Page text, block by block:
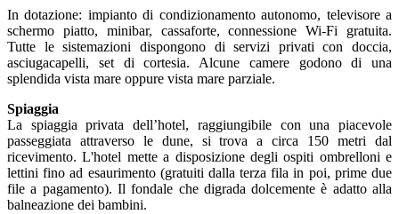
In dotazione: impianto di condizionamento autonomo, televisore a
schermo piatto, minibar, cassaforte, connessione Wi-Fi gratuita.
Tutte le sistemazioni dispongono di servizi privati con doccia,
asciugacapelli, set di cortesia. Alcune camere godono di una
splendida vista mare oppure vista mare parziale.
Spiaggia
La spiaggia privata dell’hotel, raggiungibile con una piacevole
passeggiata attraverso le dune, si trova a circa 150 metri dal
ricevimento. L'hotel mette a disposizione degli ospiti ombrelloni e
lettini fino ad esaurimento (gratuiti dalla terza fila in poi, prime due
file a pagamento). Il fondale che digrada dolcemente è adatto alla
balneazione dei bambini.